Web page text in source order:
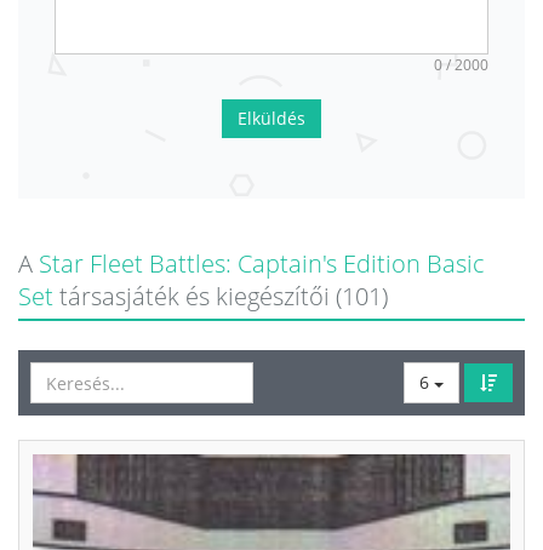
0 / 2000
Elküldés
A Star Fleet Battles: Captain's Edition Basic
Settársasjáték és kiegészítői (101)
6